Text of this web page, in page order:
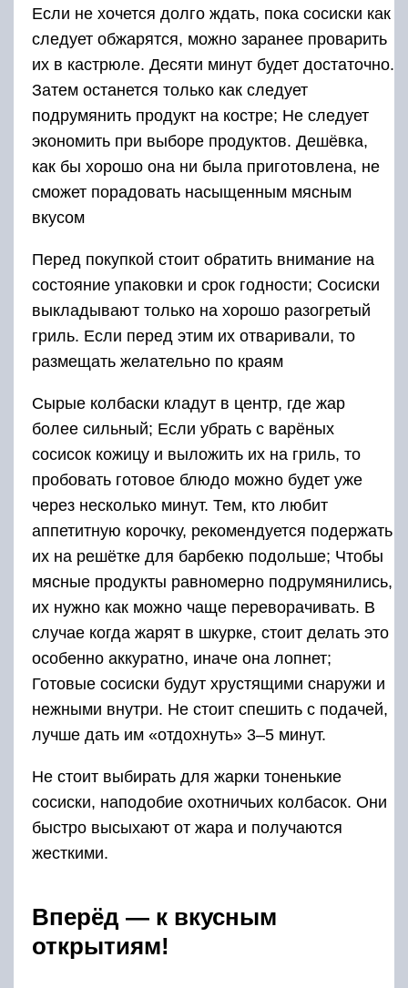
Если не хочется долго ждать, пока сосиски как
следует обжарятся, можно заранее проварить
их в кастрюле. Десяти минут будет достаточно.
Затем останется только как следует
подрумянить продукт на костре; Не следует
экономить при выборе продуктов. Дешёвка,
как бы хорошо она ни была приготовлена, не
сможет порадовать насыщенным мясным
вкусом
Перед покупкой стоит обратить внимание на
состояние упаковки и срок годности; Сосиски
выкладывают только на хорошо разогретый
гриль. Если перед этим их отваривали, то
размещать желательно по краям
Сырые колбаски кладут в центр, где жар
более сильный; Если убрать с варёных
сосисок кожицу и выложить их на гриль, то
пробовать готовое блюдо можно будет уже
через несколько минут. Тем, кто любит
аппетитную корочку, рекомендуется подержать
их на решётке для барбекю подольше; Чтобы
мясные продукты равномерно подрумянились,
их нужно как можно чаще переворачивать. В
случае когда жарят в шкурке, стоит делать это
особенно аккуратно, иначе она лопнет;
Готовые сосиски будут хрустящими снаружи и
нежными внутри. Не стоит спешить с подачей,
лучше дать им «отдохнуть» 3–5 минут.
Не стоит выбирать для жарки тоненькие
сосиски, наподобие охотничьих колбасок. Они
быстро высыхают от жара и получаются
жесткими.
Вперёд — к вкусным
открытиям!